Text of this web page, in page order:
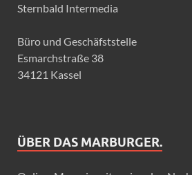
Sternbald Intermedia
Büro und Geschäfststelle
Esmarchstraße 38
34121 Kassel
ÜBER DAS MARBURGER.